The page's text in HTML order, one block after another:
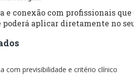
e conexão com profissionais
aplicar diretamente no
com previsibilidade e critério clínico